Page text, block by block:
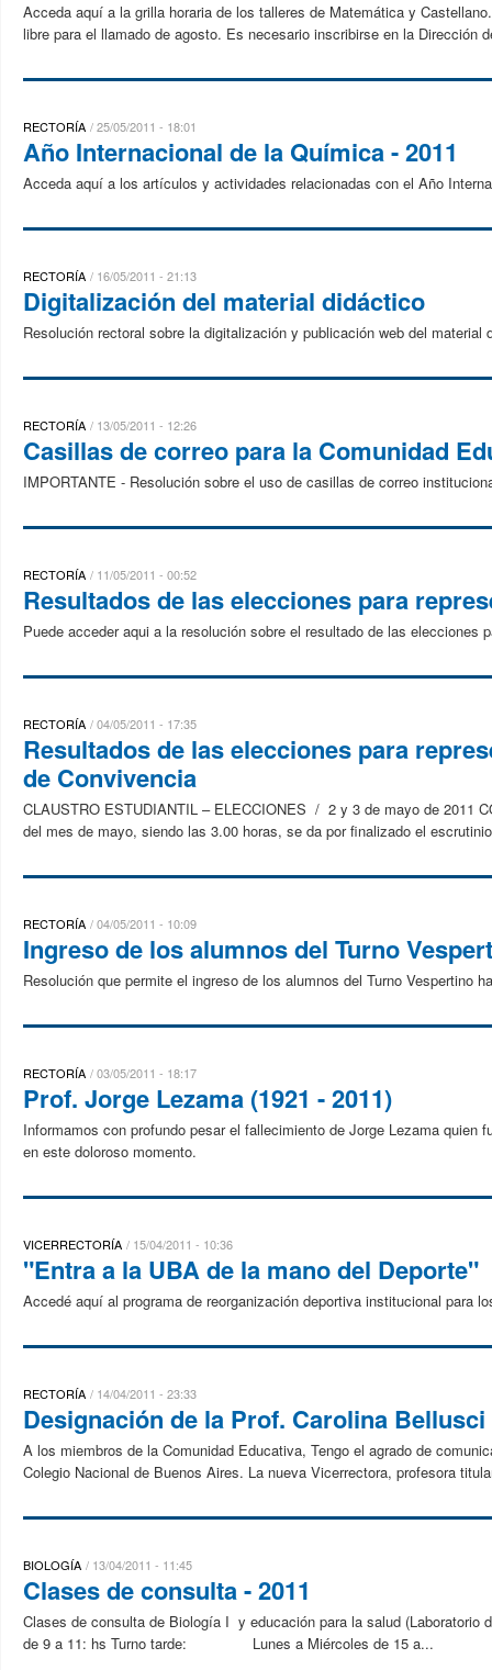
Acceda aquí a la grilla horaria de los talleres de Matemática y
libre para el llamado de agosto. Es necesario inscribirse en la Dirección
RECTORÍA 25/05/2011 - 18:01
Año Internacional de la Química - 2011
Acceda aquí a los artículos y actividades relacionadas con el Año
RECTORÍA 16/05/2011 - 21:13
Digitalización del material didáctico
Resolución rectoral sobre la digitalización y publicación web del material
RECTORÍA 13/05/2011 - 12:26
Casillas de correo para la Comunidad
IMPORTANTE - Resolución sobre el uso de casillas de correo
RECTORÍA 11/05/2011 - 00:52
Resultados de las elecciones para
Puede acceder aqui a la resolución sobre el resultado de las elecciones
RECTORÍA 04/05/2011 - 17:35
Resultados de las elecciones para
de Convivencia
CLAUSTRO ESTUDIANTIL – ELECCIONES / 2 y 3 de mayo de 2011
del mes de mayo, siendo las 3.00 horas, se da por finalizado el
RECTORÍA 04/05/2011 - 10:09
Ingreso de los alumnos del Turno
Resolución que permite el ingreso de los alumnos del Turno Vespertino
RECTORÍA 03/05/2011 - 18:17
Prof. Jorge Lezama (1921 - 2011)
Informamos con profundo pesar el fallecimiento de Jorge Lezama
en este doloroso momento.
VICERRECTORÍA 15/04/2011 - 10:36
"Entra a la UBA de la mano del Deporte"
Accedé aquí al programa de reorganización deportiva institucional para
RECTORÍA 14/04/2011 - 23:33
Designación de la Prof. Carolina
A los miembros de la Comunidad Educativa, Tengo el agrado de
Colegio Nacional de Buenos Aires. La nueva Vicerrectora, profesora
BIOLOGÍA 13/04/2011 - 11:45
Clases de consulta - 2011
Clases de consulta de Biología I y educación para la salud
de 9 a 11: hs Turno tarde: Lunes a Miércoles de 15 a...